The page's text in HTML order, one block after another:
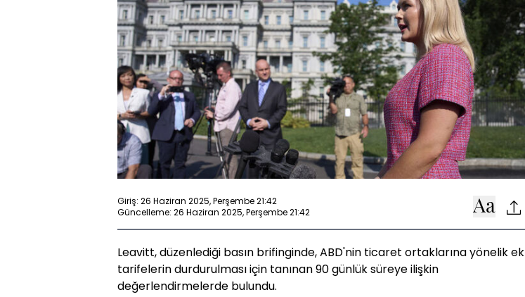
Giriş: 26 Haziran 2025, Perşembe 21:42
Güncelleme: 26 Haziran 2025, Perşembe 21:42
Leavitt, düzenlediği basın brifinginde, ABD'nin ticaret ortaklarına yönelik ek
tarifelerin durdurulması için tanınan 90 günlük süreye ilişkin
değerlendirmelerde bulundu.